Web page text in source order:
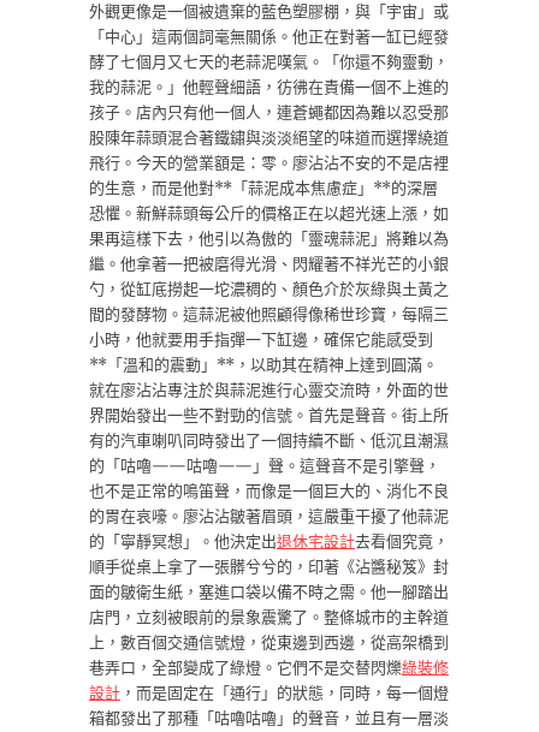
外觀更像是一個被遺棄的藍色塑膠棚，與「宇宙」或
「中心」這兩個詞毫無關係。他正在對著一缸已經發
酵了七個月又七天的老蒜泥嘆氣。「你還不夠靈動，
我的蒜泥。」他輕聲細語，彷彿在責備一個不上進的
孩子。店內只有他一個人，連蒼蠅都因為難以忍受那
股陳年蒜頭混合著鐵鏽與淡淡絕望的味道而選擇繞道
飛行。今天的營業額是：零。廖沾沾不安的不是店裡
的生意，而是他對**「蒜泥成本焦慮症」**的深層
恐懼。新鮮蒜頭每公斤的價格正在以超光速上漲，如
果再這樣下去，他引以為傲的「靈魂蒜泥」將難以為
繼。他拿著一把被磨得光滑、閃耀著不祥光芒的小銀
勺，從缸底撈起一坨濃稠的、顏色介於灰綠與土黃之
間的發酵物。這蒜泥被他照顧得像稀世珍寶，每隔三
小時，他就要用手指彈一下缸邊，確保它能感受到
**「溫和的震動」**，以助其在精神上達到圓滿。
就在廖沾沾專注於與蒜泥進行心靈交流時，外面的世
界開始發出一些不對勁的信號。首先是聲音。街上所
有的汽車喇叭同時發出了一個持續不斷、低沉且潮濕
的「咕嚕——咕嚕——」聲。這聲音不是引擎聲，
也不是正常的鳴笛聲，而像是一個巨大的、消化不良
的胃在哀嚎。廖沾沾皺著眉頭，這嚴重干擾了他蒜泥
的「寧靜冥想」。他決定出退休宅設計去看個究竟，
順手從桌上拿了一張髒兮兮的，印著《沾醬秘笈》封
面的皺衛生紙，塞進口袋以備不時之需。他一腳踏出
店門，立刻被眼前的景象震驚了。整條城市的主幹道
上，數百個交通信號燈，從東邊到西邊，從高架橋到
巷弄口，全部變成了綠燈。它們不是交替閃爍綠裝修
設計 ，而是固定在「通行」的狀態，同時，每一個燈
箱都發出了那種「咕嚕咕嚕」的聲音，並且有一層淡